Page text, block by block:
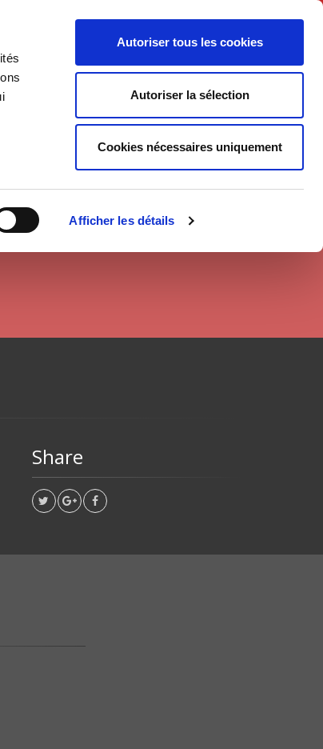
Afficher les détails
Autoriser tous les cookies
Autoriser la sélection
Cookies nécessaires uniquement
English
Share